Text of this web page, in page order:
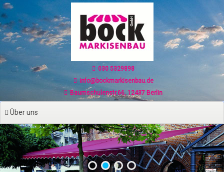
Zum
Inhalt
springen
030 5329898
info@bockmarkisenbau.de
Baumschulenstr.66, 12437 Berlin
Über uns